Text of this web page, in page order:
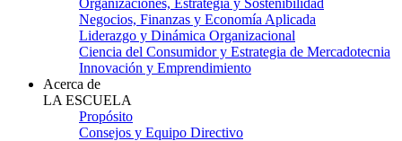
Organizaciones, Estrategia y Sostenibilidad
Negocios, Finanzas y Economía Aplicada
Liderazgo y Dinámica Organizacional
Ciencia del Consumidor y Estrategia de Mercadotecnia
Innovación y Emprendimiento
Acerca de
LA ESCUELA
Propósito
Consejos y Equipo Directivo